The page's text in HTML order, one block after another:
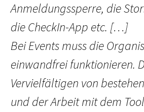
Anmeldungssperre, die
die CheckIn-App etc. […]
Bei Events muss die
einwandfrei funktionieren.
Vervielfältigen von
und der Arbeit mit dem